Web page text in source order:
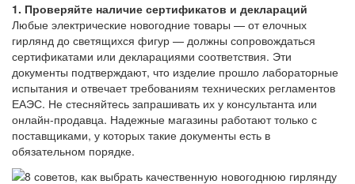
1. Проверяйте наличие сертификатов и деклараций
Любые электрические новогодние товары — от елочных
гирлянд до светящихся фигур — должны сопровождаться
сертификатами или декларациями соответствия. Эти
документы подтверждают, что изделие прошло лабораторные
испытания и отвечает требованиям технических регламентов
ЕАЭС. Не стесняйтесь запрашивать их у консультанта или
онлайн-продавца. Надежные магазины работают только с
поставщиками, у которых такие документы есть в
обязательном порядке.